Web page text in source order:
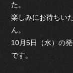
た。
楽しみにお待ちい
ん。
10月5日（水）の
です。